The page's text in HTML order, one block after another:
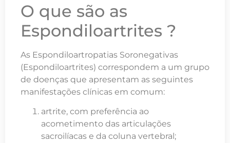
O que são as
Espondiloartrites ?
As Espondiloartropatias Soronegativas
(Espondiloartrites) correspondem a um grupo
de doenças que apresentam as seguintes
manifestações clínicas em comum:
artrite, com preferência ao
acometimento das articulações
sacroilíacas e da coluna vertebral;